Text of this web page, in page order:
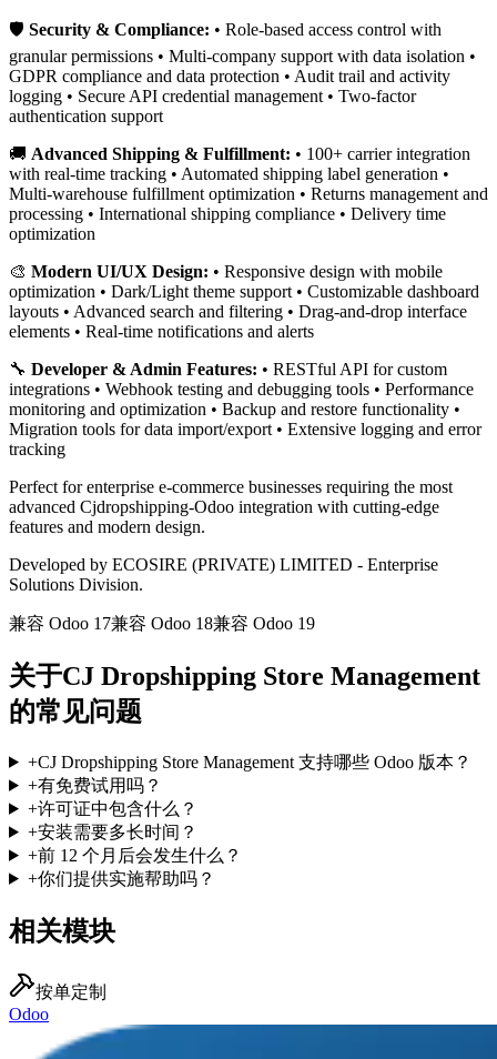
🛡️ Security & Compliance: • Role-based access control with
granular permissions • Multi-company support with data isolation •
GDPR compliance and data protection • Audit trail and activity
logging • Secure API credential management • Two-factor
authentication support
🚚 Advanced Shipping & Fulfillment: • 100+ carrier integration
with real-time tracking • Automated shipping label generation •
Multi-warehouse fulfillment optimization • Returns management and
processing • International shipping compliance • Delivery time
optimization
🎨 Modern UI/UX Design: • Responsive design with mobile
optimization • Dark/Light theme support • Customizable dashboard
layouts • Advanced search and filtering • Drag-and-drop interface
elements • Real-time notifications and alerts
🔧 Developer & Admin Features: • RESTful API for custom
integrations • Webhook testing and debugging tools • Performance
monitoring and optimization • Backup and restore functionality •
Migration tools for data import/export • Extensive logging and error
tracking
Perfect for enterprise e-commerce businesses requiring the most
advanced Cjdropshipping-Odoo integration with cutting-edge
features and modern design.
Developed by ECOSIRE (PRIVATE) LIMITED - Enterprise
Solutions Division.
兼容 Odoo 17兼容 Odoo 18兼容 Odoo 19
关于CJ Dropshipping Store Management
的常见问题
+CJ Dropshipping Store Management 支持哪些 Odoo 版本？
+有免费试用吗？
+许可证中包含什么？
+安装需要多长时间？
+前 12 个月后会发生什么？
+你们提供实施帮助吗？
相关模块
按单定制
Odoo